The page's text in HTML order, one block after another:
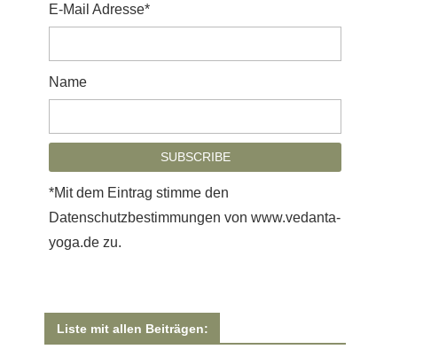
E-Mail Adresse*
Name
*Mit dem Eintrag stimme den
Datenschutzbestimmungen von www.vedanta-
yoga.de zu.
Liste mit allen Beiträgen: